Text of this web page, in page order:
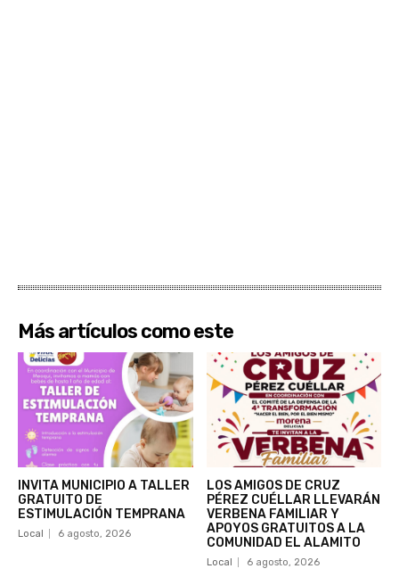
Más artículos como este
INVITA MUNICIPIO A TALLER
GRATUITO DE
ESTIMULACIÓN TEMPRANA
Local 6 agosto, 2026
LOS AMIGOS DE CRUZ
PÉREZ CUÉLLAR LLEVARÁN
VERBENA FAMILIAR Y
APOYOS GRATUITOS A LA
COMUNIDAD EL ALAMITO
Local 6 agosto, 2026